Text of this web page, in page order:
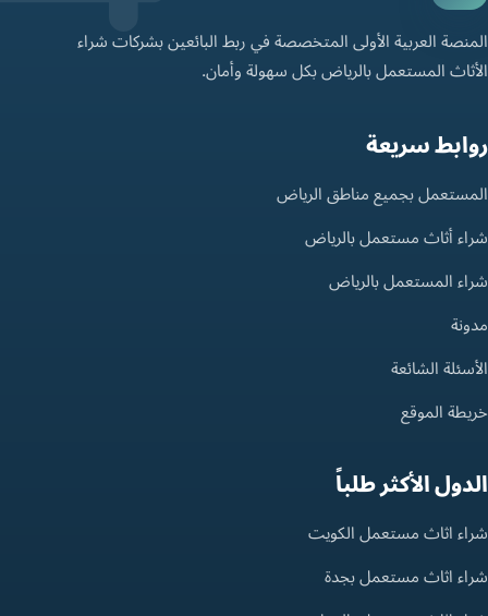
المنصة العربية الأولى المتخصصة في ربط البائعين بشركات شراء
الأثاث المستعمل بالرياض بكل سهولة وأمان.
روابط سريعة
المستعمل بجميع مناطق الرياض
شراء أثاث مستعمل بالرياض
شراء المستعمل بالرياض
مدونة
الأسئلة الشائعة
خريطة الموقع
الدول الأكثر طلباً
شراء اثاث مستعمل الكويت
شراء اثاث مستعمل بجدة